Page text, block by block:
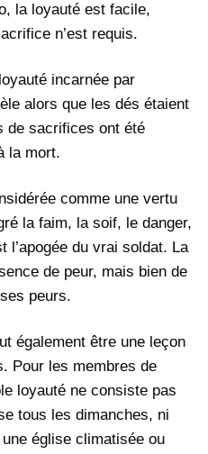
la loyauté est facile,
n’est requis.
incarnée par
alors que les dés étaient
de sacrifices ont été
la mort.
comme une vertu
la faim, la soif, le danger,
l’apogée du vrai soldat. La
de peur, mais bien de
peurs.
également être une leçon
Pour les membres de
loyauté ne consiste pas
tous les dimanches, ni
église climatisée ou